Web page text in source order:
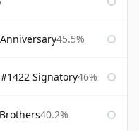
45.5%
Signatory46%
40.2%